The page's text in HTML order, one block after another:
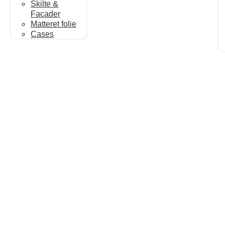
Skilte &
Facader
Matteret folie
Cases